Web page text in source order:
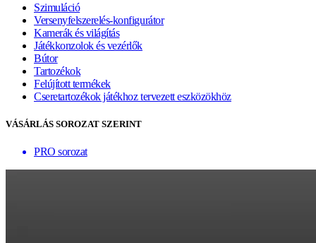
Szimuláció
Versenyfelszerelés-konfigurátor
Kamerák és világítás
Játékkonzolok és vezérlők
Bútor
Tartozékok
Felújított termékek
Cseretartozékok játékhoz tervezett eszközökhöz
VÁSÁRLÁS SOROZAT SZERINT
PRO sorozat